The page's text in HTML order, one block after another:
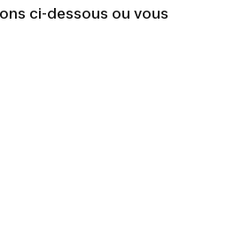
ci-dessous ou vous